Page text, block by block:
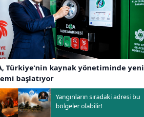
Türkiye’nin kaynak yönetiminde yeni
başlatıyor
Yangınların sıradaki adresi bu
bölgeler olabilir!